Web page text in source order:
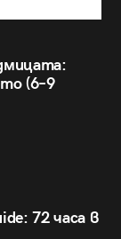
(6–9
72 часа в